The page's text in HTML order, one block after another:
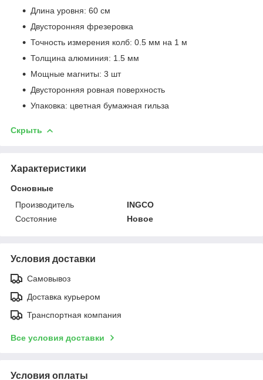
Длина уровня: 60 см
Двусторонняя фрезеровка
Точность измерения колб: 0.5 мм на 1 м
Толщина алюминия: 1.5 мм
Мощные магниты: 3 шт
Двусторонняя ровная поверхность
Упаковка: цветная бумажная гильза
Скрыть
Характеристики
Основные
Производитель
INGCO
Состояние
Новое
Условия доставки
Самовывоз
Доставка курьером
Транспортная компания
Все условия доставки
Условия оплаты